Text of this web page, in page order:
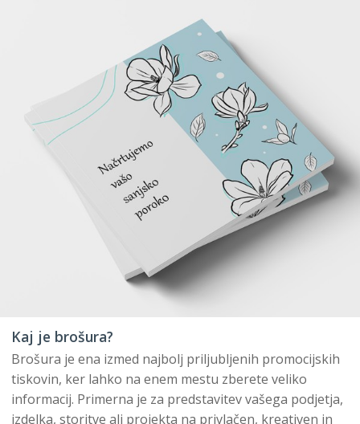
Kaj je brošura?
Brošura je ena izmed najbolj priljubljenih promocijskih
tiskovin, ker lahko na enem mestu zberete veliko
informacij. Primerna je za predstavitev vašega podjetja,
izdelka, storitve ali projekta na privlačen, kreativen in